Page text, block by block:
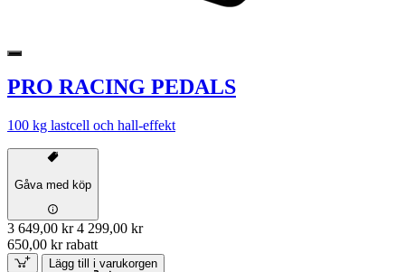
PRO RACING PEDALS
100 kg lastcell och hall-effekt
Gåva med köp
3 649,00 kr 4 299,00 kr
650,00 kr rabatt
Lägg till i varukorgen